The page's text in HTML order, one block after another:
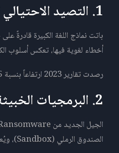
1. التصيد الاحتيالي المُولَّد (AI-Powered Phishing)
باتت نماذج اللغة الكبيرة قادرةً
أخطاء لغوية فيها، تعكس أسلوب
رصدت تقارير 2023 ارتفاعاً بنسبة 1,265% في هجمات التصيد المُستهدف (Spear Phishing) منذ إطلاق النماذج اللغوية المتقدمة للعموم.
2. البرمجيات الخبيثة التكيّفية
الصندوق الرملي (Sandbox)، ويُعيد توجيه هجومه عند مواجهة جدار حماية متقدم، ويختار أهدافه بناءً على تقييم القيمة المحتملة للفدية.